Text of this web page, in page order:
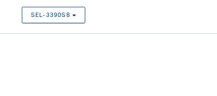
SEL-3390S8
TOGGLE DROPDOWN